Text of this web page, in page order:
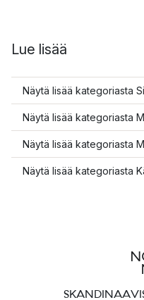
Lue lisää
Näytä lisää kategoriasta
Näytä lisää kategoriasta
Näytä lisää kategoriasta
Näytä lisää kategoriasta